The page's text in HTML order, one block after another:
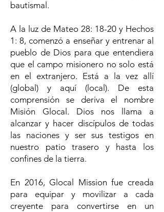
bautismal.
A la luz de Mateo 28: 18-20 y Hechos
1: 8, comenzó a enseñar y entrenar al
pueblo de Dios para que entendiera
que el campo misionero no solo está
en el extranjero. Está a la vez allí
(global) y aquí (local). De esta
comprensión se deriva el nombre
Misión Glocal. Dios nos llama a
alcanzar y hacer discípulos de todas
las naciones y ser sus testigos en
nuestro patio trasero y hasta los
confines de la tierra.
En 2016, Glocal Mission fue creada
para equipar y movilizar a cada
creyente para convertirse en un